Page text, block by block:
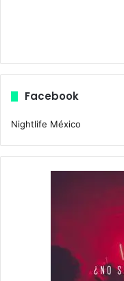
Facebook
Nightlife México